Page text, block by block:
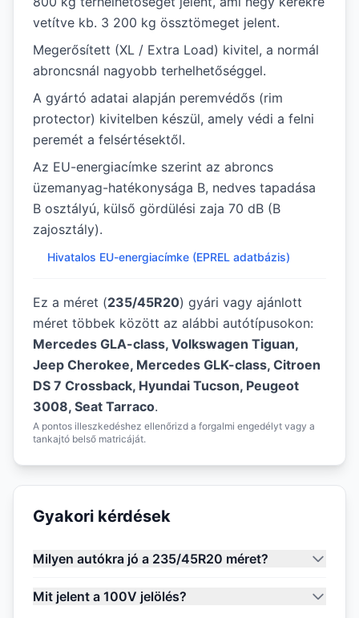
vetítve kb. 3 200 kg össztömeget jelent.
Megerősített (XL / Extra Load) kivitel, a normál
abroncsnál nagyobb terhelhetőséggel.
A gyártó adatai alapján peremvédős (rim
protector) kivitelben készül, amely védi a felni
peremét a felsértésektől.
Az EU-energiacímke szerint az abroncs
üzemanyag-hatékonysága B, nedves tapadása
B osztályú, külső gördülési zaja 70 dB (B
zajosztály).
Hivatalos EU-energiacímke (EPREL adatbázis)
Ez a méret (235/45R20) gyári vagy ajánlott
méret többek között az alábbi autótípusokon:
Mercedes GLA-class, Volkswagen Tiguan,
Jeep Cherokee, Mercedes GLK-class, Citroen
DS 7 Crossback, Hyundai Tucson, Peugeot
3008, Seat Tarraco.
A pontos illeszkedéshez ellenőrizd a forgalmi engedélyt vagy a
tankajtó belső matricáját.
Gyakori kérdések
Milyen autókra jó a 235/45R20 méret?
Mit jelent a 100V jelölés?